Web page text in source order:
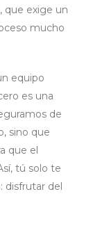
que exige un
mucho
equipo
es una
de
sino que
que el
tú solo te
disfrutar del